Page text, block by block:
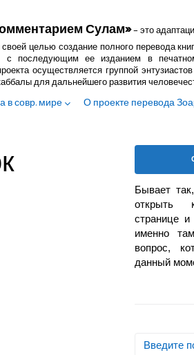
Сулам»– это
своей целью создание полного перевода
с последующим ее изданием в
осуществляется группой
для дальнейшего развития
в совр. мире О проекте перевода
Бывает
открыть
странице
именно
вопрос,
данный